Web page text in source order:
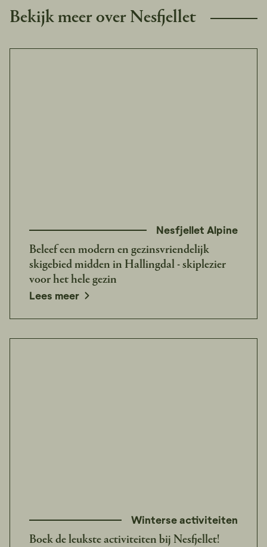
Bekijk meer over Nesfjellet
Nesfjellet Alpine
Beleef een modern en gezinsvriendelijk
skigebied midden in Hallingdal - skiplezier
voor het hele gezin
Lees meer
Winterse activiteiten
Boek de leukste activiteiten bij Nesfjellet!